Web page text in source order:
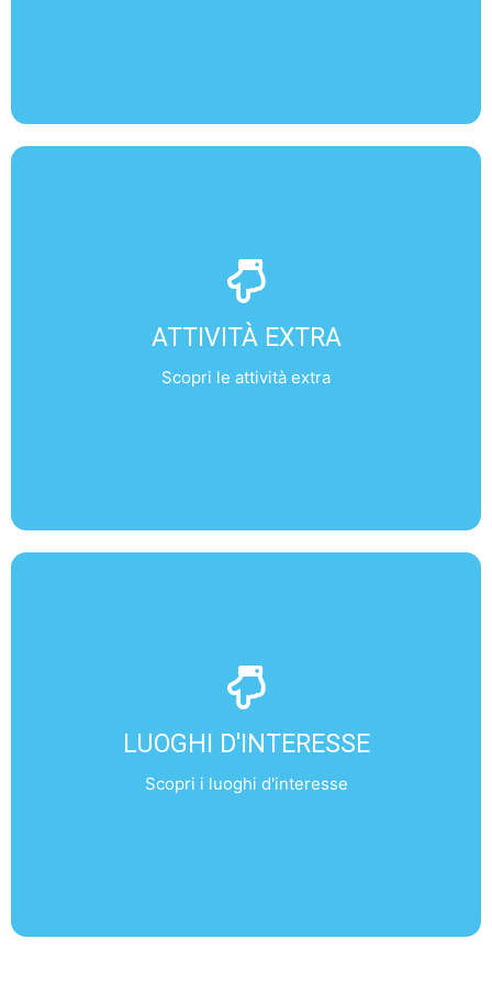
ATTIVITÀ EXTRA
Scopri le attività extra
ATTIVITÀ EXTRA
- House of Parliament
- Tower of London
LUOGHI D'INTERESSE
Scopri i luoghi d'interesse
LUOGHI D'INTERESSE
- Buckingham Palace
- Torre di Londra
- Tower Bridge
- Cattedrale di Saint Paul